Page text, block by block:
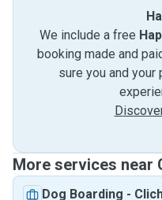
We include a free
booking made and
sure you and
More services near
Dog Boarding -